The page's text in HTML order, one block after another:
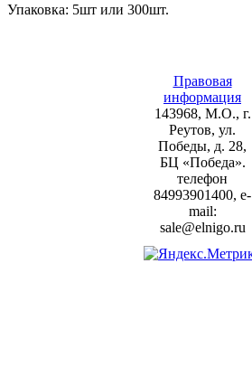
Упаковка: 5шт или 300шт.
Правовая
информация
143968, М.О., г.
Реутов, ул.
Победы, д. 28,
БЦ «Победа».
телефон
84993901400, e-
mail:
sale@elnigo.ru